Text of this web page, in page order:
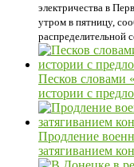
электричества в
утром в пятницу,
распределительной
Песков словами
истории с
Продление
затягиванием